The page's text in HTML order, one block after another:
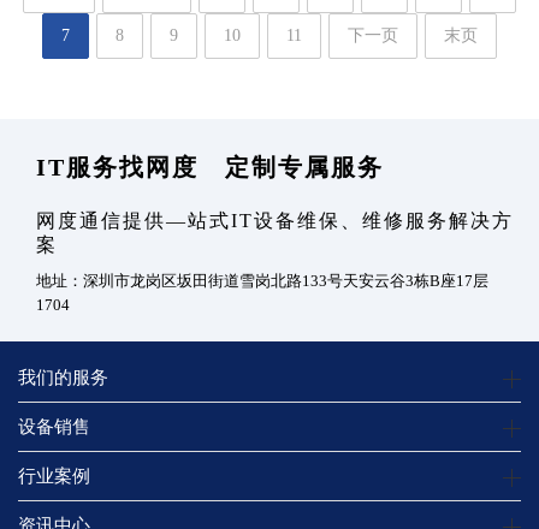
7 8 9 10 11 下一页 末页
IT服务找网度 定制专属服务
网度通信提供—站式IT设备维保、维修服务解决方
案
地址：深圳市龙岗区坂田街道雪岗北路133号天安云谷3栋B座17层
1704
我们的服务
设备销售
行业案例
资讯中心